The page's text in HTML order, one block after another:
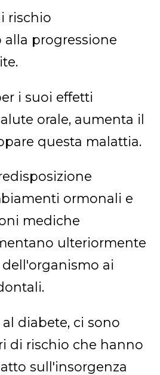
rischio
progressione
i suoi effetti
orale, aumenta il
questa malattia.
ormonali e
mediche
ulteriormente
ai
diabete, ci sono
di rischio che hanno
sull'insorgenza